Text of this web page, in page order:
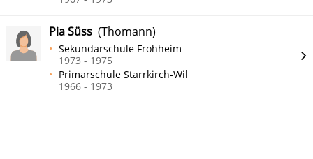
Pia Süss (Thomann)
Sekundarschule Frohheim
1973 - 1975
Primarschule Starrkirch-Wil
1966 - 1973